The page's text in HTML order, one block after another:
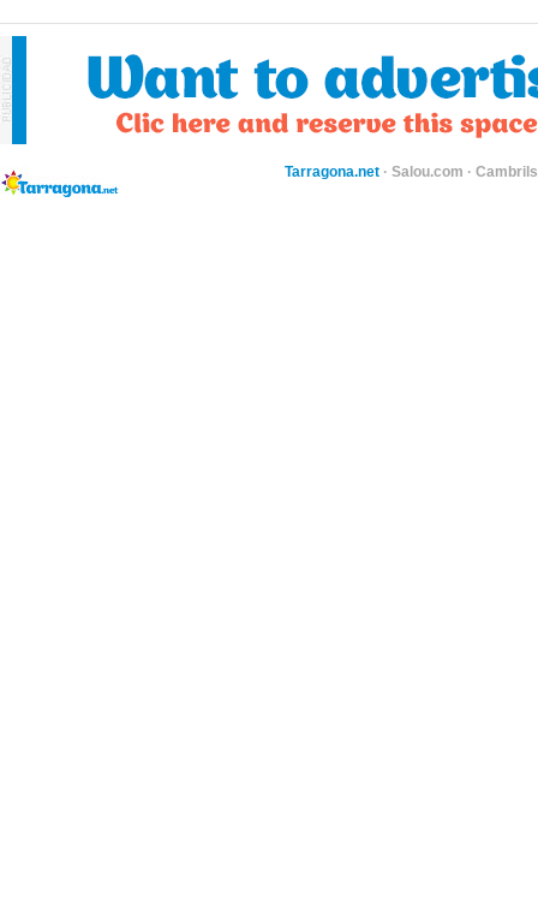
Tarragona.net · Salou.com ·